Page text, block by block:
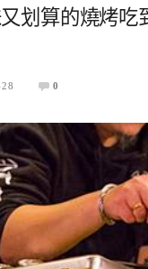
划算的燒烤
0